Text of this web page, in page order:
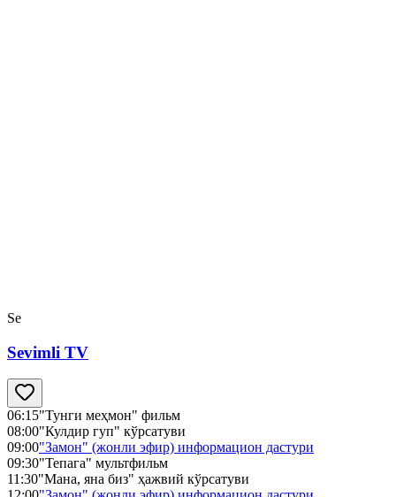
Se
Sevimli TV
06:15"Тунги меҳмон" фильм
08:00"Кулдир гуп" кўрсатуви
09:00"Замон" (жонли эфир) информацион дастури
09:30"Тепага" мультфильм
11:30"Мана, яна биз" ҳажвий кўрсатуви